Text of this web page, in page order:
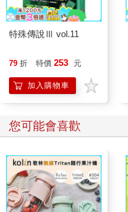
特殊傳說Ⅲ vol.11
79 折 特價 253 元
加入購物車
您可能會喜歡